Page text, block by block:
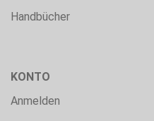
Handbücher
KONTO
Anmelden